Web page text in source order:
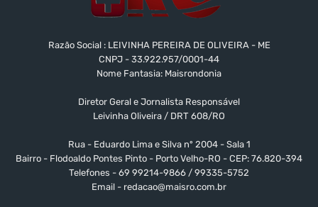
Razão Social : LEIVINHA PEREIRA DE OLIVEIRA - ME
CNPJ - 33.922.957/0001-44
Nome Fantasia: Maisrondonia
Diretor Geral e Jornalista Responsável
Leivinha Oliveira / DRT 608/RO
Rua - Eduardo Lima e Silva nº 2004 - Sala 1
Bairro - Flodoaldo Pontes Pinto - Porto Velho-RO - CEP: 76.820-394
Telefones - 69 99214-9866 / 99335-5752
Email - redacao@maisro.com.br